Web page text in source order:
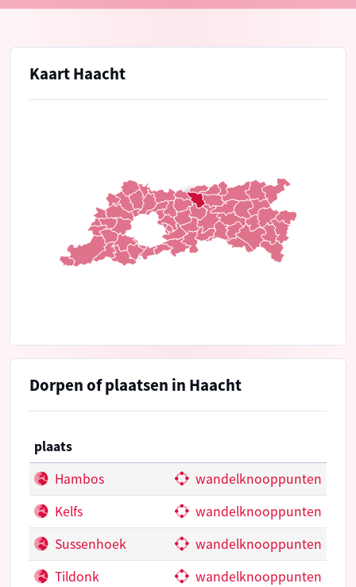
Kaart Haacht
Dorpen of plaatsen in Haacht
plaats
Hambos
wandelknooppunten
Kelfs
wandelknooppunten
Sussenhoek
wandelknooppunten
Tildonk
wandelknooppunten